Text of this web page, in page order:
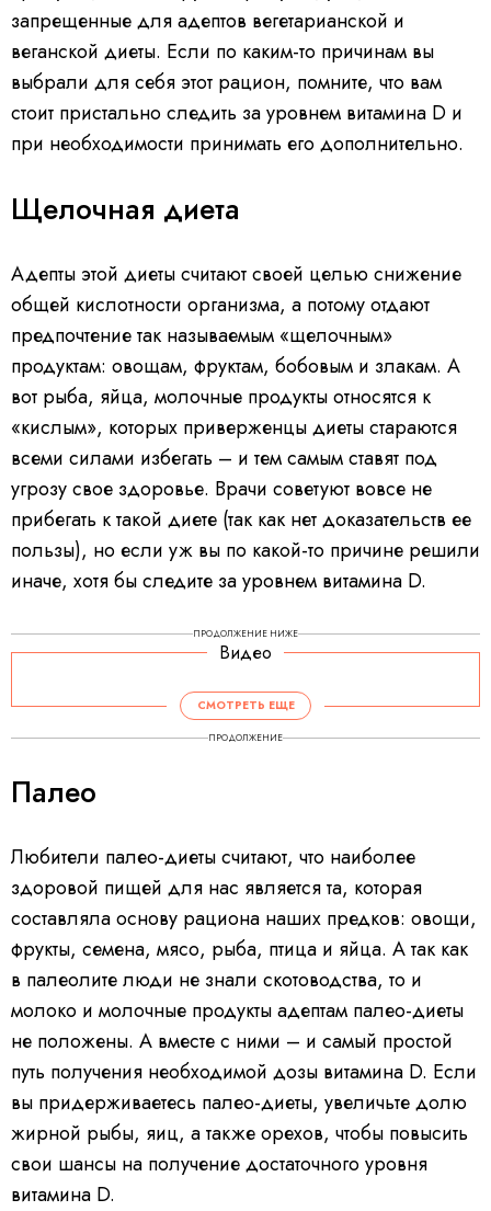
запрещенные для адептов вегетарианской и
веганской диеты. Если по каким-то причинам вы
выбрали для себя этот рацион, помните, что вам
стоит пристально следить за уровнем витамина D и
при необходимости принимать его дополнительно.
Щелочная диета
Адепты этой диеты считают своей целью снижение
общей кислотности организма, а потому отдают
предпочтение так называемым «щелочным»
продуктам: овощам, фруктам, бобовым и злакам. А
вот рыба, яйца, молочные продукты относятся к
«кислым», которых приверженцы диеты стараются
всеми силами избегать – и тем самым ставят под
угрозу свое здоровье. Врачи советуют вовсе не
прибегать к такой диете (так как нет доказательств ее
пользы), но если уж вы по какой-то причине решили
иначе, хотя бы следите за уровнем витамина D.
ПРОДОЛЖЕНИЕ НИЖЕ
Видео
СМОТРЕТЬ ЕЩЕ
ПРОДОЛЖЕНИЕ
Палео
Любители палео-диеты считают, что наиболее
здоровой пищей для нас является та, которая
составляла основу рациона наших предков: овощи,
фрукты, семена, мясо, рыба, птица и яйца. А так как
в палеолите люди не знали скотоводства, то и
молоко и молочные продукты адептам палео-диеты
не положены. А вместе с ними – и самый простой
путь получения необходимой дозы витамина D. Если
вы придерживаетесь палео-диеты, увеличьте долю
жирной рыбы, яиц, а также орехов, чтобы повысить
свои шансы на получение достаточного уровня
витамина D.